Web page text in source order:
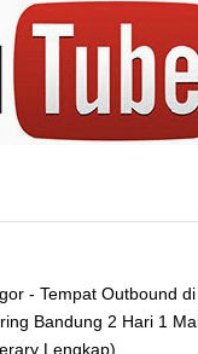
- Tempat Outbound
Bandung 2 Hari 1
Lengkap).